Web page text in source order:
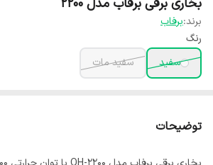
بخاری برقی برفاب مدل 2200
برند:برفاب
رنگ
سفید
سفید مات
توضیحات